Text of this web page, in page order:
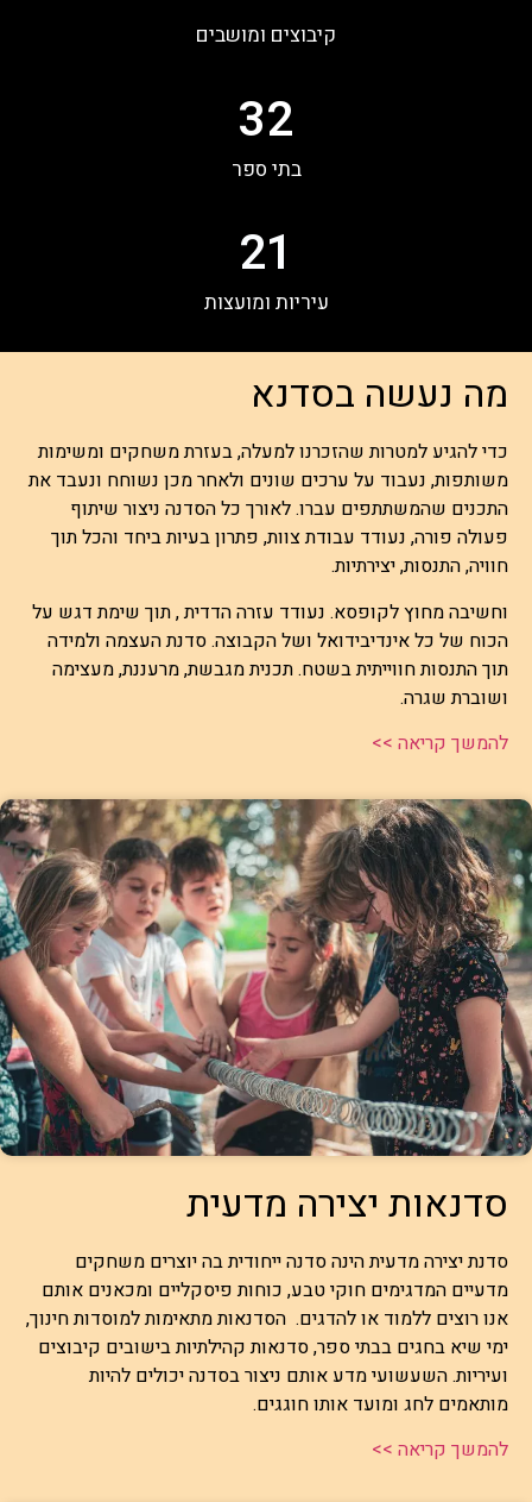
קיבוצים ומושבים
בתי ספר
32
עיריות ומועצות
21
מה נעשה בסדנא
כדי להגיע למטרות שהזכרנו למעלה, בעזרת משחקים ומשימות
משותפות, נעבוד על ערכים שונים ולאחר מכן נשוחח ונעבד את
התכנים שהמשתתפים עברו. לאורך כל הסדנה ניצור שיתוף
פעולה פורה, נעודד עבודת צוות, פתרון בעיות ביחד והכל תוך
חוויה, התנסות, יצירתיות.
וחשיבה מחוץ לקופסא. נעודד עזרה הדדית , תוך שימת דגש על
הכוח של כל אינדיבידואל ושל הקבוצה.סדנת העצמה ולמידה
תוך התנסות חווייתית בשטח. תכנית מגבשת, מרעננת, מעצימה
ושוברת שגרה.
להמשך קריאה >>
סדנאות יצירה מדעית
סדנת יצירה מדעית הינה סדנה ייחודית בה יוצרים משחקים
מדעיים המדגימים חוקי טבע, כוחות פיסקליים ומכאנים אותם
אנו רוצים ללמוד או להדגים. הסדנאות מתאימות למוסדות חינוך,
ימי שיא בחגים בבתי ספר, סדנאות קהילתיות בישובים קיבוצים
ועיריות. השעשועי מדע אותם ניצור בסדנה יכולים להיות
מותאמים לחג ומועד אותו חוגגים.
להמשך קריאה >>